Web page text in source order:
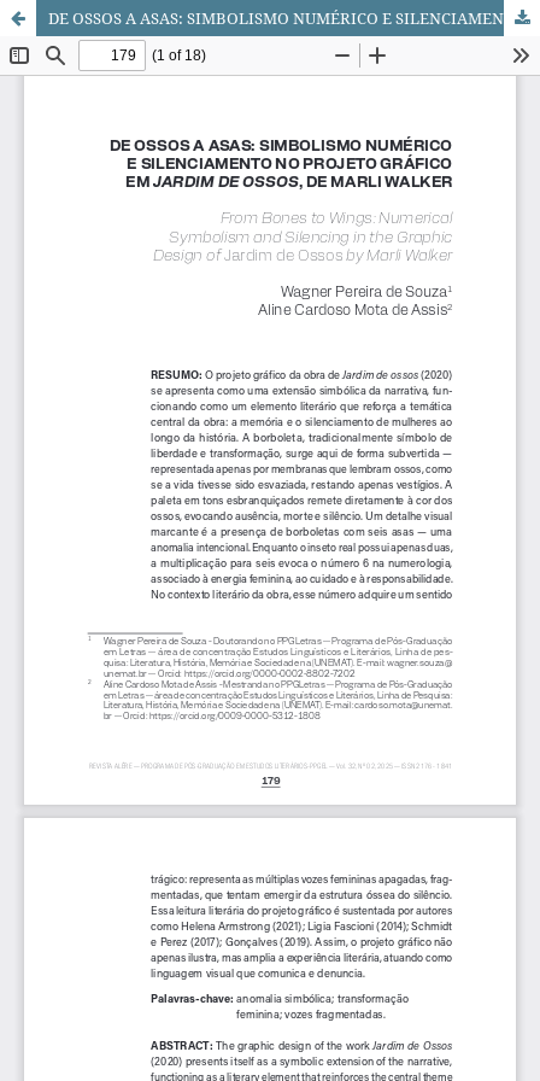
DE OSSOS A ASAS: SIMBOLISMO NUMÉRICO E SILENCIAMENTO NO PROJETO GRÁFICO EM JARDIM DE OSSOS, DE MARLI WALKER